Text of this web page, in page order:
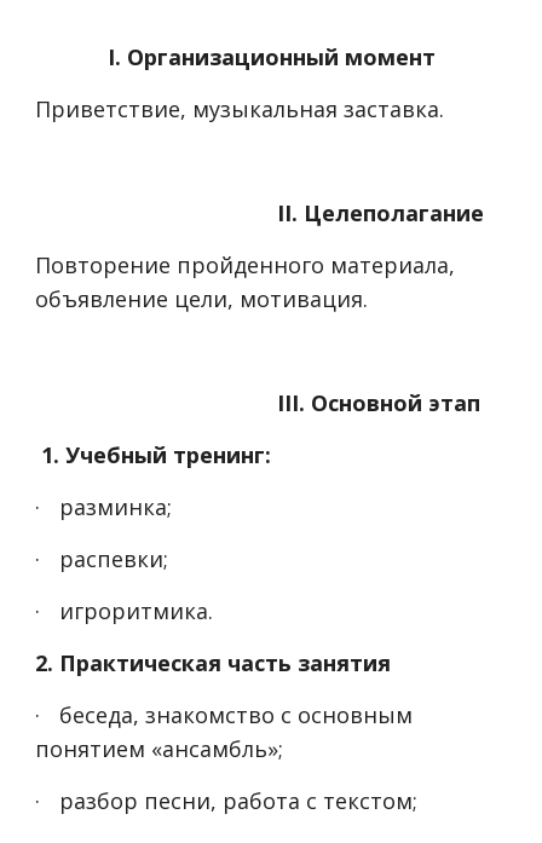
I. Организационный момент
Приветствие, музыкальная заставка.
II. Целеполагание
Повторение пройденного материала,
объявление цели, мотивация.
III. Основной этап
1. Учебный тренинг:
·
разминка;
·
распевки;
·
игроритмика.
2. Практическая часть занятия
·
беседа, знакомство с основным
понятием «ансамбль»;
·
разбор песни, работа с текстом;